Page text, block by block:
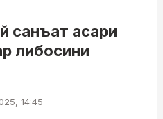
санъат асари
либосини
14:45